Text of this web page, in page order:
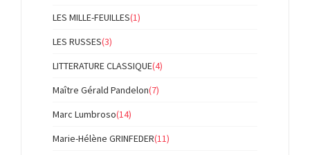
LES MILLE-FEUILLES(1)
LES RUSSES(3)
LITTERATURE CLASSIQUE(4)
Maître Gérald Pandelon(7)
Marc Lumbroso(14)
Marie-Hélène GRINFEDER(11)